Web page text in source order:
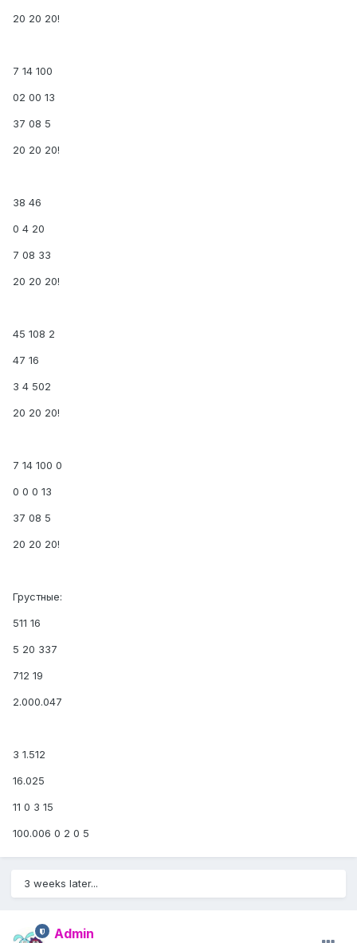
20 20 20!
7 14 100
02 00 13
37 08 5
20 20 20!
38 46
0 4 20
7 08 33
20 20 20!
45 108 2
47 16
3 4 502
20 20 20!
7 14 100 0
0 0 0 13
37 08 5
20 20 20!
Грустные:
511 16
5 20 337
712 19
2.000.047
3 1.512
16.025
11 0 3 15
100.006 0 2 0 5
3 weeks later...
Admin